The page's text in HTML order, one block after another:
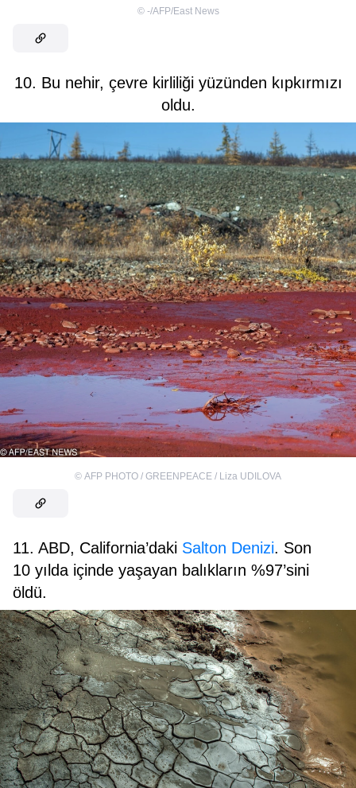
© -/AFP/East News
10. Bu nehir, çevre kirliliği yüzünden kıpkırmızı
oldu.
© AFP PHOTO / GREENPEACE / Liza UDILOVA
11. ABD, California’daki Salton Denizi. Son
10 yılda içinde yaşayan balıkların %97’sini
öldü.